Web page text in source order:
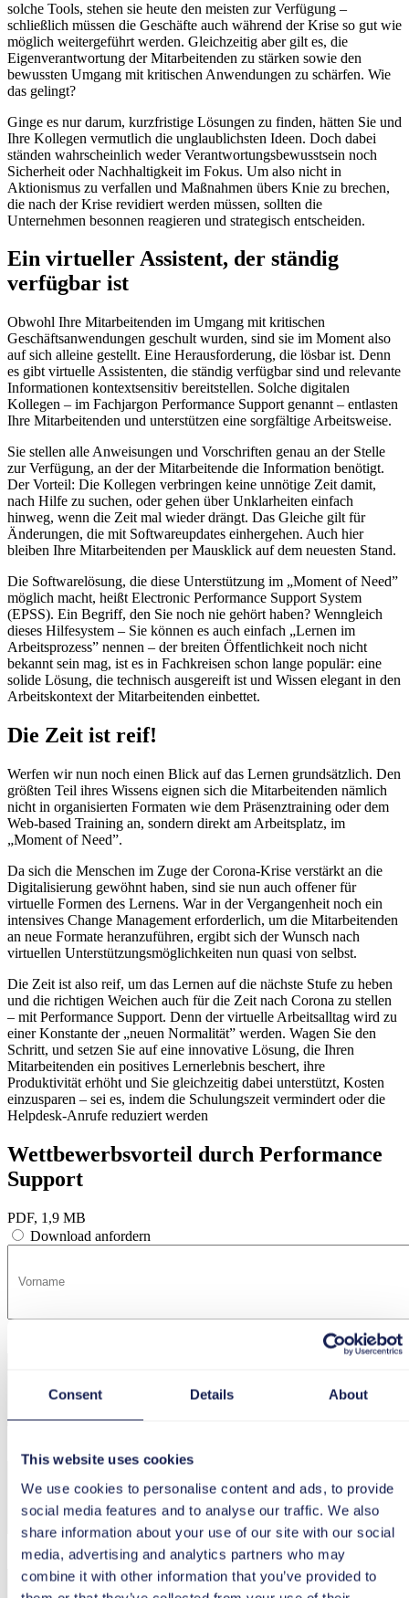
Consent Details About
This website uses cookies
We use cookies to personalise content and ads, to provide
social media features and to analyse our traffic. We also
share information about your use of our site with our social
media, advertising and analytics partners who may
combine it with other information that you’ve provided to
solche Tools, stehen sie heute den meisten zur Verfügung –
schließlich müssen die Geschäfte auch während der Krise so gut wie
möglich weitergeführt werden. Gleichzeitig aber gilt es, die
Eigenverantwortung der Mitarbeitenden zu stärken sowie den
bewussten Umgang mit kritischen Anwendungen zu schärfen. Wie
das gelingt?
Ginge es nur darum, kurzfristige Lösungen zu finden, hätten Sie und
Ihre Kollegen vermutlich die unglaublichsten Ideen. Doch dabei
ständen wahrscheinlich weder Verantwortungsbewusstsein noch
Sicherheit oder Nachhaltigkeit im Fokus. Um also nicht in
Aktionismus zu verfallen und Maßnahmen übers Knie zu brechen,
die nach der Krise revidiert werden müssen, sollten die
Unternehmen besonnen reagieren und strategisch entscheiden.
Ein virtueller Assistent, der ständig
verfügbar ist
Obwohl Ihre Mitarbeitenden im Umgang mit kritischen
Geschäftsanwendungen geschult wurden, sind sie im Moment also
auf sich alleine gestellt. Eine Herausforderung, die lösbar ist. Denn
es gibt virtuelle Assistenten, die ständig verfügbar sind und relevante
Informationen kontextsensitiv bereitstellen. Solche digitalen
Kollegen – im Fachjargon Performance Support genannt – entlasten
Ihre Mitarbeitenden und unterstützen eine sorgfältige Arbeitsweise.
Sie stellen alle Anweisungen und Vorschriften genau an der Stelle
zur Verfügung, an der der Mitarbeitende die Information benötigt.
Der Vorteil: Die Kollegen verbringen keine unnötige Zeit damit,
nach Hilfe zu suchen, oder gehen über Unklarheiten einfach
hinweg, wenn die Zeit mal wieder drängt. Das Gleiche gilt für
Änderungen, die mit Softwareupdates einhergehen. Auch hier
bleiben Ihre Mitarbeitenden per Mausklick auf dem neuesten Stand.
Die Softwarelösung, die diese Unterstützung im „Moment of Need”
möglich macht, heißt Electronic Performance Support System
(EPSS). Ein Begriff, den Sie noch nie gehört haben? Wenngleich
dieses Hilfesystem – Sie können es auch einfach „Lernen im
Arbeitsprozess” nennen – der breiten Öffentlichkeit noch nicht
bekannt sein mag, ist es in Fachkreisen schon lange populär: eine
solide Lösung, die technisch ausgereift ist und Wissen elegant in den
Arbeitskontext der Mitarbeitenden einbettet.
Die Zeit ist reif!
Werfen wir nun noch einen Blick auf das Lernen grundsätzlich. Den
größten Teil ihres Wissens eignen sich die Mitarbeitenden nämlich
nicht in organisierten Formaten wie dem Präsenztraining oder dem
Web-based Training an, sondern direkt am Arbeitsplatz, im
„Moment of Need”.
Da sich die Menschen im Zuge der Corona-Krise verstärkt an die
Digitalisierung gewöhnt haben, sind sie nun auch offener für
virtuelle Formen des Lernens. War in der Vergangenheit noch ein
intensives Change Management erforderlich, um die Mitarbeitenden
an neue Formate heranzuführen, ergibt sich der Wunsch nach
virtuellen Unterstützungsmöglichkeiten nun quasi von selbst.
Die Zeit ist also reif, um das Lernen auf die nächste Stufe zu heben
und die richtigen Weichen auch für die Zeit nach Corona zu stellen
– mit Performance Support. Denn der virtuelle Arbeitsalltag wird zu
einer Konstante der „neuen Normalität” werden. Wagen Sie den
Schritt, und setzen Sie auf eine innovative Lösung, die Ihren
Mitarbeitenden ein positives Lernerlebnis beschert, ihre
Produktivität erhöht und Sie gleichzeitig dabei unterstützt, Kosten
einzusparen – sei es, indem die Schulungszeit vermindert oder die
Helpdesk-Anrufe reduziert werden
Wettbewerbsvorteil durch Performance
Support
PDF, 1,9 MB
Download anfordern